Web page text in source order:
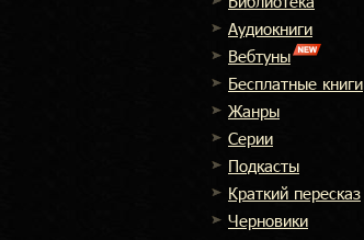
Аудиокниги
Вебтуны
Бесплатные книги
Жанры
Cерии
Подкасты
Краткий пересказ
Черновики